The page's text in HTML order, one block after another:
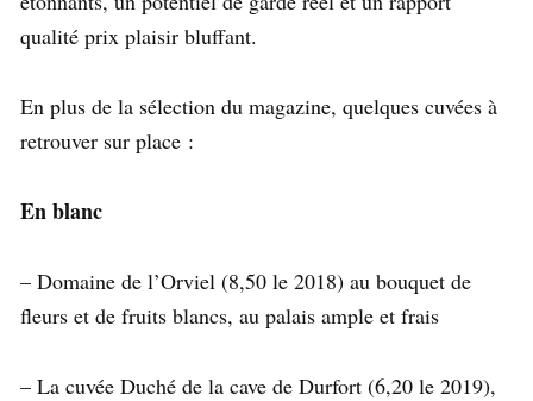
qualité prix plaisir bluffant.
En plus de la sélection du magazine, quelques cuvées à
retrouver sur place :
En blanc
– Domaine de l’Orviel (8,50 le 2018) au bouquet de
fleurs et de fruits blancs, au palais ample et frais
– La cuvée Duché de la cave de Durfort (6,20 le 2019),